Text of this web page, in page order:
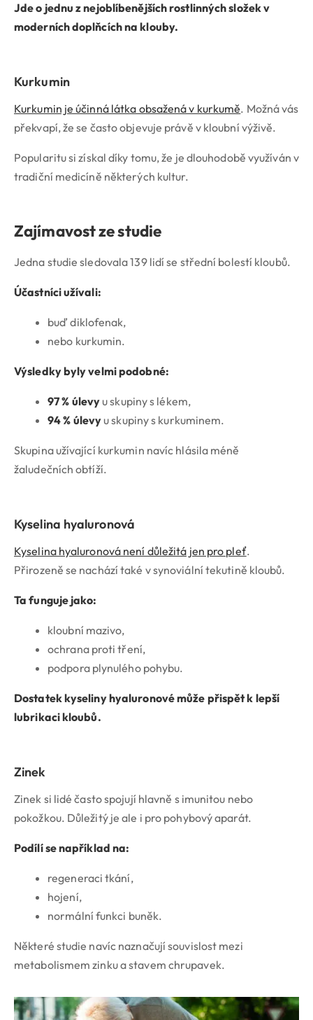
Jde o jednu z nejoblíbenějších rostlinných složek v
moderních doplňcích na klouby.
Kurkumin
Kurkumin je účinná látka obsažená v kurkumě. Možná vás
překvapí, že se často objevuje právě v kloubní výživě.
Popularitu si získal díky tomu, že je dlouhodobě využíván v
tradiční medicíně některých kultur.
Zajímavost ze studie
Jedna studie sledovala 139 lidí se střední bolestí kloubů.
Účastníci užívali:
buď diklofenak,
nebo kurkumin.
Výsledky byly velmi podobné:
97 % úlevy u skupiny s lékem,
94 % úlevy u skupiny s kurkuminem.
Skupina užívající kurkumin navíc hlásila méně
žaludečních obtíží.
Kyselina hyaluronová
Kyselina hyaluronová není důležitá jen pro pleť.
Přirozeně se nachází také v synoviální tekutině kloubů.
Ta funguje jako:
kloubní mazivo,
ochrana proti tření,
podpora plynulého pohybu.
Dostatek kyseliny hyaluronové může přispět k lepší
lubrikaci kloubů.
Zinek
Zinek si lidé často spojují hlavně s imunitou nebo
pokožkou. Důležitý je ale i pro pohybový aparát.
Podílí se například na:
regeneraci tkání,
hojení,
normální funkci buněk.
Některé studie navíc naznačují souvislost mezi
metabolismem zinku a stavem chrupavek.